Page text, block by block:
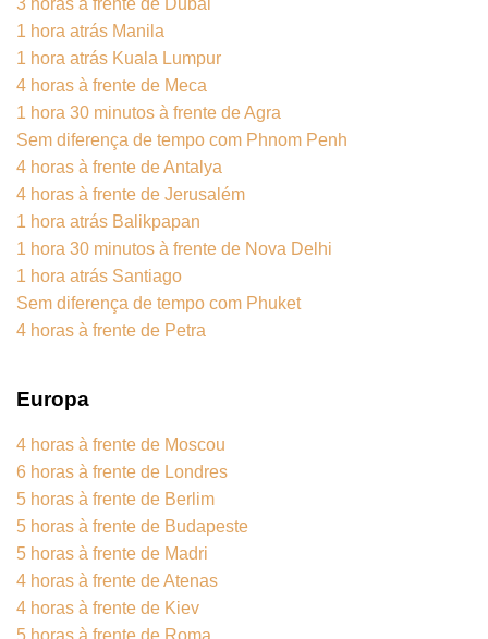
3 horas à frente de Dubai
1 hora atrás Manila
1 hora atrás Kuala Lumpur
4 horas à frente de Meca
1 hora 30 minutos à frente de Agra
Sem diferença de tempo com Phnom Penh
4 horas à frente de Antalya
4 horas à frente de Jerusalém
1 hora atrás Balikpapan
1 hora 30 minutos à frente de Nova Delhi
1 hora atrás Santiago
Sem diferença de tempo com Phuket
4 horas à frente de Petra
Europa
4 horas à frente de Moscou
6 horas à frente de Londres
5 horas à frente de Berlim
5 horas à frente de Budapeste
5 horas à frente de Madri
4 horas à frente de Atenas
4 horas à frente de Kiev